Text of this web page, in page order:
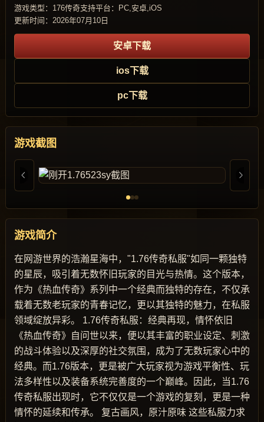
游戏类型：176传奇支持平台：PC,安卓,iOS
更新时间：2026年07月10日
安卓下载
ios下载
pc下载
游戏截图
游戏简介
在网游世界的浩瀚星海中，"1.76传奇私服"如同一颗独特
的星辰，吸引着无数怀旧玩家的目光与热情。这个版本，
作为《热血传奇》系列中一个经典而独特的存在，不仅承
载着无数老玩家的青春记忆，更以其独特的魅力，在私服
领域绽放异彩。 1.76传奇私服：经典再现，情怀依旧
《热血传奇》自问世以来，便以其丰富的职业设定、刺激
的战斗体验以及深厚的社交氛围，成为了无数玩家心中的
经典。而1.76版本，更是被广大玩家视为游戏平衡性、玩
法多样性以及装备系统完善度的一个巅峰。因此，当1.76
传奇私服出现时，它不仅仅是一个游戏的复刻，更是一种
情怀的延续和传承。 复古画风，原汁原味 这些私服力求